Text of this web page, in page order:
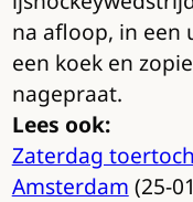
na afloop, in een
een koek en
nagepraat.
Lees ook:
Zaterdag
Amsterdam (25-